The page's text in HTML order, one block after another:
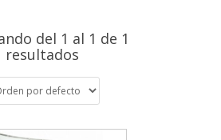
del 1 al 1 de 1
resultados